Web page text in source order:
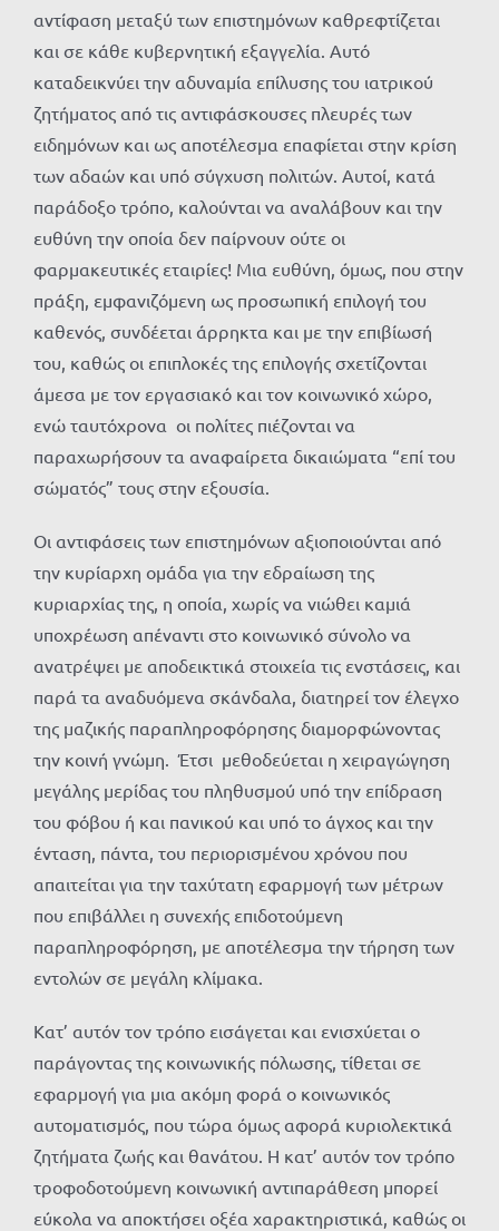
αντίφαση μεταξύ των επιστημόνων καθρεφτίζεται
και σε κάθε κυβερνητική εξαγγελία. Αυτό
καταδεικνύει την αδυναμία επίλυσης του ιατρικού
ζητήματος από τις αντιφάσκουσες πλευρές των
ειδημόνων και ως αποτέλεσμα επαφίεται στην κρίση
των αδαών και υπό σύγχυση πολιτών. Αυτοί, κατά
παράδοξο τρόπο, καλούνται να αναλάβουν και την
ευθύνη την οποία δεν παίρνουν ούτε οι
φαρμακευτικές εταιρίες! Μια ευθύνη, όμως, που στην
πράξη, εμφανιζόμενη ως προσωπική επιλογή του
καθενός, συνδέεται άρρηκτα και με την επιβίωσή
του, καθώς οι επιπλοκές της επιλογής σχετίζονται
άμεσα με τον εργασιακό και τον κοινωνικό χώρο,
ενώ ταυτόχρονα οι πολίτες πιέζονται να
παραχωρήσουν τα αναφαίρετα δικαιώματα “επί του
σώματός” τους στην εξουσία.
Οι αντιφάσεις των επιστημόνων αξιοποιούνται από
την κυρίαρχη ομάδα για την εδραίωση της
κυριαρχίας της, η οποία, χωρίς να νιώθει καμιά
υποχρέωση απέναντι στο κοινωνικό σύνολο να
ανατρέψει με αποδεικτικά στοιχεία τις ενστάσεις, και
παρά τα αναδυόμενα σκάνδαλα, διατηρεί τον έλεγχο
της μαζικής παραπληροφόρησης διαμορφώνοντας
την κοινή γνώμη. Έτσι μεθοδεύεται η χειραγώγηση
μεγάλης μερίδας του πληθυσμού υπό την επίδραση
του φόβου ή και πανικού και υπό το άγχος και την
ένταση, πάντα, του περιορισμένου χρόνου που
απαιτείται για την ταχύτατη εφαρμογή των μέτρων
που επιβάλλει η συνεχής επιδοτούμενη
παραπληροφόρηση, με αποτέλεσμα την τήρηση των
εντολών σε μεγάλη κλίμακα.
Κατ’ αυτόν τον τρόπο εισάγεται και ενισχύεται ο
παράγοντας της κοινωνικής πόλωσης, τίθεται σε
εφαρμογή για μια ακόμη φορά ο κοινωνικός
αυτοματισμός, που τώρα όμως αφορά κυριολεκτικά
ζητήματα ζωής και θανάτου. Η κατ’ αυτόν τον τρόπο
τροφοδοτούμενη κοινωνική αντιπαράθεση μπορεί
εύκολα να αποκτήσει οξέα χαρακτηριστικά, καθώς οι